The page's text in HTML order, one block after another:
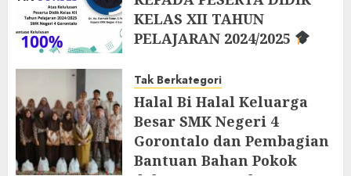
KELAS XII TAHUN
PELAJARAN 2024/2025
Tak Berkategori
Halal Bi Halal Keluarga
Besar SMK Negeri 4
Gorontalo dan Pembagian
Bantuan Bahan Pokok